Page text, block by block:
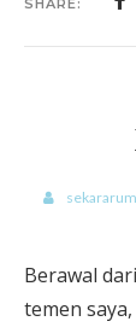
sekararum
Berawal
temen